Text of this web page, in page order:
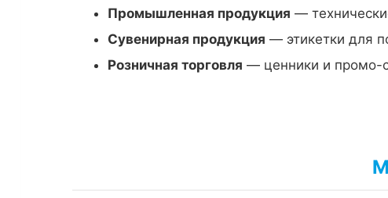
Промышленная продукция —
Сувенирная продукция — этикетки для
Розничная торговля — ценники и промо-